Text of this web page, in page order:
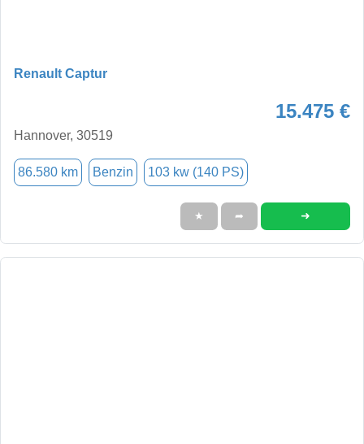
Renault Captur
15.475 €
Hannover, 30519
86.580 km Benzin 103 kw (140 PS)
★ ➦ ➜